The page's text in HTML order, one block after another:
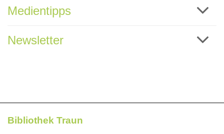
Medientipps
Newsletter
Bibliothek Traun